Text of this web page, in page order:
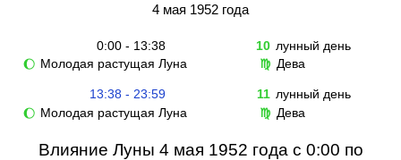
4 мая 1952 года
0:00 - 13:38 10 лунный день
🌔 Молодая растущая Луна ♍ Дева
13:38 - 23:59 11 лунный день
🌔 Молодая растущая Луна ♍ Дева
Влияние Луны 4 мая 1952 года с 0:00 по